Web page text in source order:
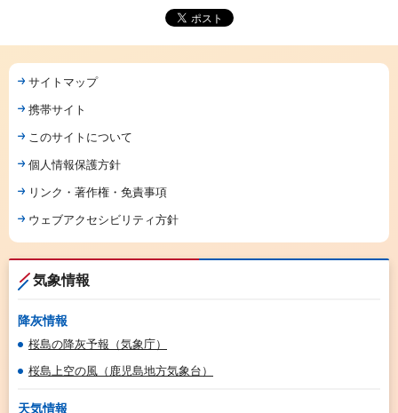
サイトマップ
携帯サイト
このサイトについて
個人情報保護方針
リンク・著作権・免責事項
ウェブアクセシビリティ方針
気象情報
降灰情報
桜島の降灰予報（気象庁）
桜島上空の風（鹿児島地方気象台）
天気情報